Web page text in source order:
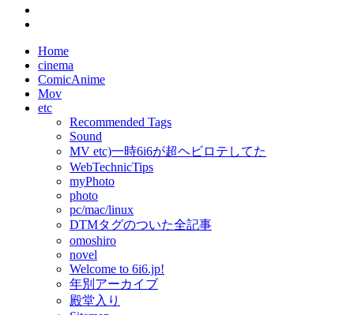
Home
cinema
ComicAnime
Mov
etc
Recommended Tags
Sound
MV etc)一時6i6が超ヘビロテしてた
WebTechnicTips
myPhoto
photo
pc/mac/linux
DTMタグのついた全記事
omoshiro
novel
Welcome to 6i6.jp!
年別アーカイブ
殿堂入り